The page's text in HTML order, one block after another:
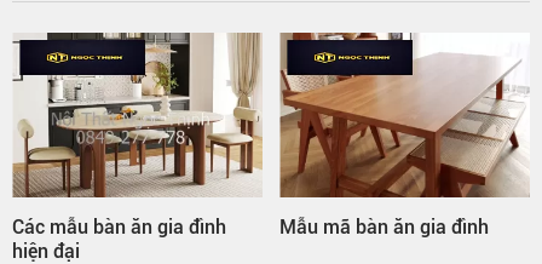
mẫu bàn ăn gia đình
đại
Mẫu mã bàn ăn gia đình